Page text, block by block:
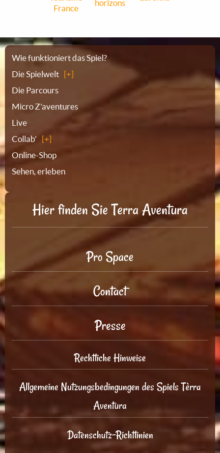
Sitemap
Wie funktioniert das Spiel?
Die Spielwelt
Die Parcours
Micro Z'aventures
Live
Collab'
Online-Shop
Sehen, erleben
Hier finden Sie Terra Aventura
Pro Space
Contact
Presse
Rechtliche Hinweise
Allgemeine Nutzungsbedingungen des Spiels Tèrra
Aventura
Datenschutz-Richtlinien